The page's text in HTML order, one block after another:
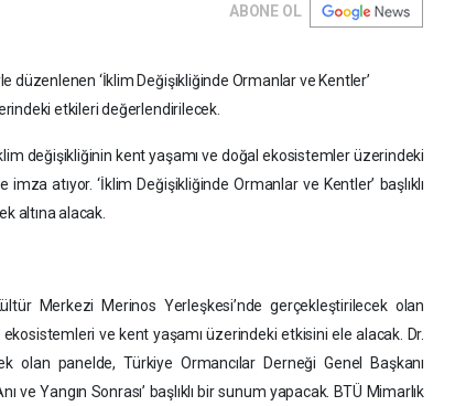
ABONE OL
düzenlenen ‘İklim Değişikliğinde Ormanlar ve Kentler’
etkileri değerlendirilecek.
değişikliğinin kent yaşamı ve doğal ekosistemler üzerindeki
atıyor. ‘İklim Değişikliğinde Ormanlar ve Kentler’ başlıklı
altına alacak.
Merkezi Merinos Yerleşkesi’nde gerçekleştirilecek olan
ve kent yaşamı üzerindeki etkisini ele alacak. Dr.
olan panelde, Türkiye Ormancılar Derneği Genel Başkanı
ve Yangın Sonrası’ başlıklı bir sunum yapacak. BTÜ Mimarlık